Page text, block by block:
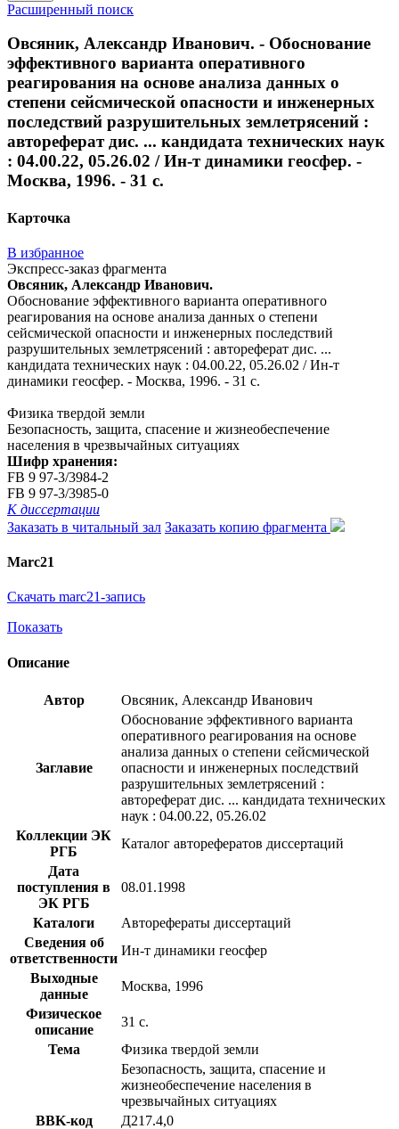
Расширенный поиск
Овсяник, Александр Иванович. - Обоснование
эффективного варианта оперативного
реагирования на основе анализа данных о
степени сейсмической опасности и инженерных
последствий разрушительных землетрясений :
автореферат дис. ... кандидата технических наук
: 04.00.22, 05.26.02 / Ин-т динамики геосфер. -
Москва, 1996. - 31 с.
Карточка
В избранное
Экспресс-заказ фрагмента
Овсяник, Александр Иванович.
Обоснование эффективного варианта оперативного
реагирования на основе анализа данных о степени
сейсмической опасности и инженерных последствий
разрушительных землетрясений : автореферат дис. ...
кандидата технических наук : 04.00.22, 05.26.02 / Ин-т
динамики геосфер. - Москва, 1996. - 31 с.
Физика твердой земли
Безопасность, защита, спасение и жизнеобеспечение
населения в чрезвычайных ситуациях
Шифр хранения:
FB 9 97-3/3984-2
FB 9 97-3/3985-0
К диссертации
Заказать в читальный зал Заказать копию фрагмента
Marc21
Скачать marc21-запись
Показать
Описание
Автор Овсяник, Александр Иванович
Заглавие
Обоснование эффективного варианта
оперативного реагирования на основе
анализа данных о степени сейсмической
опасности и инженерных последствий
разрушительных землетрясений :
автореферат дис. ... кандидата технических
наук : 04.00.22, 05.26.02
Коллекции ЭК
РГБ
Каталог авторефератов диссертаций
Дата
поступления в
ЭК РГБ
08.01.1998
Каталоги
Авторефераты диссертаций
Сведения об
ответственности
Ин-т динамики геосфер
Выходные
данные
Москва, 1996
Физическое
описание
31 с.
Тема
Физика твердой земли
Безопасность, защита, спасение и
жизнеобеспечение населения в
чрезвычайных ситуациях
BBK-код
Д217.4,0